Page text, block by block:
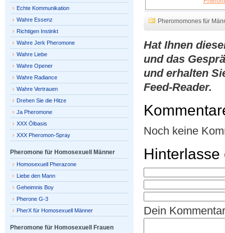
Pheromomones für
Hat Ihnen
und das
und erhalten
Feed-Reader.
Noch keine
Dein Kommentar
Echte Kommunikation
Wahre Essenz
Richtigen Instinkt
Wahre Jerk Pheromone
Wahre Liebe
Wahre Opener
Wahre Radiance
Wahre Vertrauen
Drehen Sie die Hitze
Ja Pheromone
XXX Ölbasis
XXX Pheromon-Spray
Pheromone für Homosexuell Männer
Homosexuell Pherazone
Liebe den Mann
Geheimnis Boy
Pherone G-3
PherX für Homosexuell Männer
Pheromone für Homosexuell Frauen